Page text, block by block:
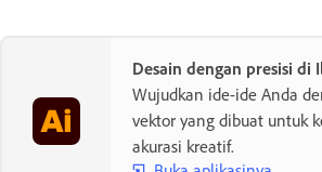
Desain dengan presisi di
Wujudkan ide-ide Anda
vektor yang dibuat untuk
akurasi kreatif.